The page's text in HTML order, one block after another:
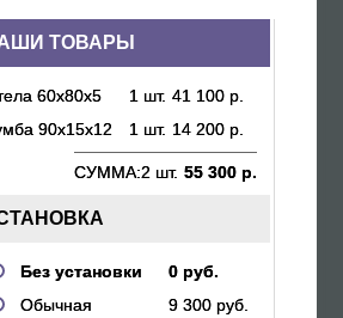
ТОВАРЫ
60х80х5 1 шт. 41 100 р.
90х15х12
1 шт. 14 200 р.
СУММА:2 шт. 55 300 р.
Без установки
0 руб.
Обычная
9 300 руб.